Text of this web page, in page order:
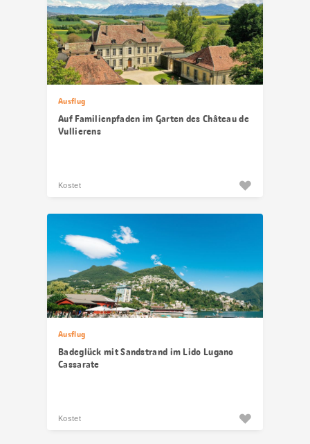
Ausflug
Auf Familienpfaden im Garten des Château de
Vullierens
Kostet
Ausflug
Badeglück mit Sandstrand im Lido Lugano
Cassarate
Kostet